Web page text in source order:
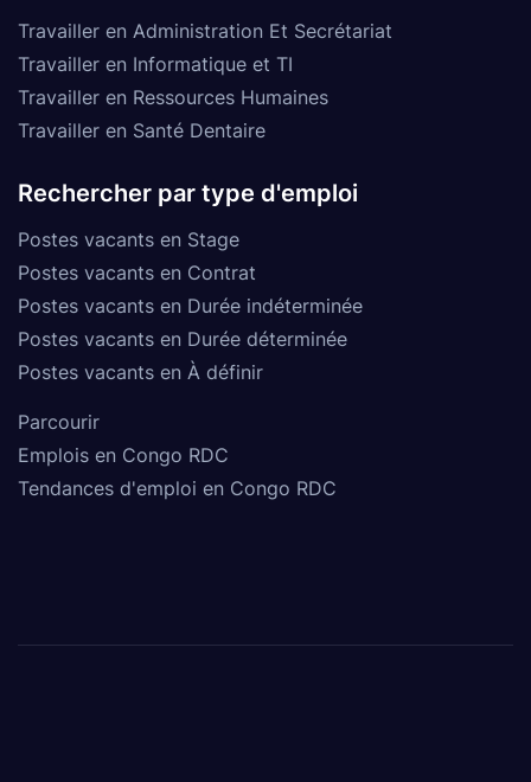
Travailler en Administration Et Secrétariat
Travailler en Informatique et TI
Travailler en Ressources Humaines
Travailler en Santé Dentaire
Rechercher par type d'emploi
Postes vacants en Stage
Postes vacants en Contrat
Postes vacants en Durée indéterminée
Postes vacants en Durée déterminée
Postes vacants en À définir
Parcourir
Emplois en Congo RDC
Tendances d'emploi en Congo RDC